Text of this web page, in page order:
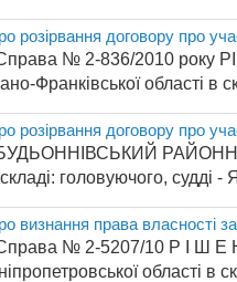
розірвання договору про
№ 2-836/2010 року
Франківської області
розірвання договору про
головуючого, судді
визнання права власності
№ 2-5207/10 Р І Ш Е
області в